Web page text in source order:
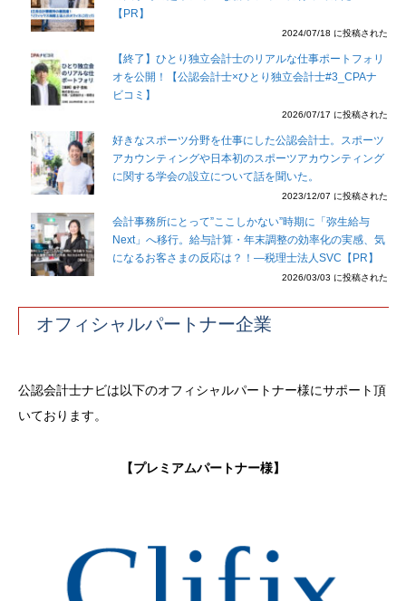
【PR】
2024/07/18 に投稿された
【終了】ひとり独立会計士のリアルな仕事ポートフォリ
オを公開！【公認会計士×ひとり独立会計士#3_CPAナ
ビコミ】
2026/07/17 に投稿された
好きなスポーツ分野を仕事にした公認会計士。スポーツ
アカウンティングや日本初のスポーツアカウンティング
に関する学会の設立について話を聞いた。
2023/12/07 に投稿された
会計事務所にとって”ここしかない”時期に「弥生給与
Next」へ移行。給与計算・年末調整の効率化の実感、気
になるお客さまの反応は？！―税理士法人SVC【PR】
2026/03/03 に投稿された
オフィシャルパートナー企業
公認会計士ナビは以下のオフィシャルパートナー様にサポート頂
いております。
【プレミアムパートナー様】